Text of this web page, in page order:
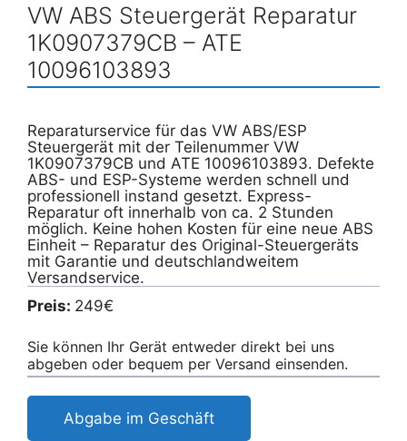
VW ABS Steuergerät Reparatur
1K0907379CB – ATE
10096103893
Reparaturservice für das VW ABS/ESP
Steuergerät mit der Teilenummer VW
1K0907379CB und ATE 10096103893. Defekte
ABS- und ESP-Systeme werden schnell und
professionell instand gesetzt. Express-
Reparatur oft innerhalb von ca. 2 Stunden
möglich. Keine hohen Kosten für eine neue ABS
Einheit – Reparatur des Original-Steuergeräts
mit Garantie und deutschlandweitem
Versandservice.
Preis: 249€
Sie können Ihr Gerät entweder direkt bei uns
abgeben oder bequem per Versand einsenden.
Abgabe im Geschäft